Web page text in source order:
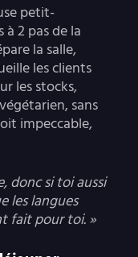
petit-
2 pas de la
la salle,
les clients
les stocks,
sans
impeccable,
donc si toi aussi
les langues
fait pour toi. »